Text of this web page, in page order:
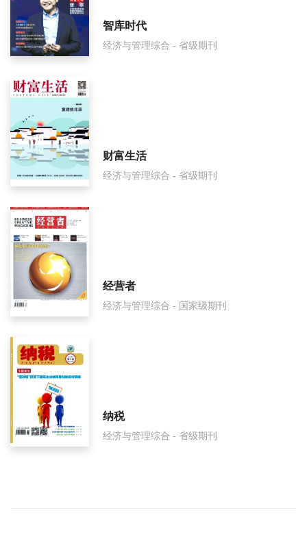
智库时代
经济与管理综合 - 省级期刊
财富生活
经济与管理综合 - 省级期刊
经营者
经济与管理综合 - 国家级期刊
纳税
经济与管理综合 - 省级期刊